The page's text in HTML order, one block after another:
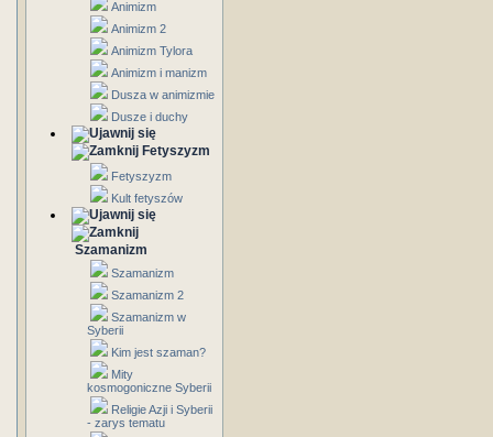
Animizm
Animizm 2
Animizm Tylora
Animizm i manizm
Dusza w animizmie
Dusze i duchy
Fetyszyzm
Fetyszyzm
Kult fetyszów
Szamanizm
Szamanizm
Szamanizm 2
Szamanizm w
Syberii
Kim jest szaman?
Mity
kosmogoniczne Syberii
Religie Azji i Syberii
- zarys tematu